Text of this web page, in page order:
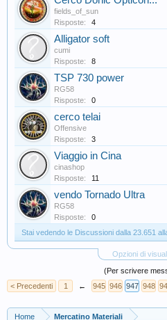
fields_of_sun
Risposte:
4
Alligator soft
cumi
Risposte:
8
TSP 730 power
RG58
Risposte:
0
cerco telai
Offensive
Risposte:
3
Viaggio in Cina
cinashop
Risposte:
11
vendo Tornado Ultra
RG58
Risposte:
0
Stai vedendo le Discussioni dalla 23.651
Opzioni di
(Per scrivere
< Precedenti
1 ← 945 946 947 948
Home Mercatino Materiali